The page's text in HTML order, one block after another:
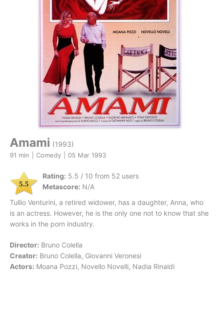
Amami (1993)
91 min Comedy 05 Mar 1993
5.5
Rating: 5.5 / 10 from 52 users
Metascore: N/A
Tullio Venturini, a retired widower, has a daughter, Anna, who
is an actress. However, he is the only one not to know that she
works in the porn industry.
Director: Bruno Colella
Creator: Bruno Colella, Giovanni Veronesi
Actors: Moana Pozzi, Novello Novelli, Nadia Rinaldi